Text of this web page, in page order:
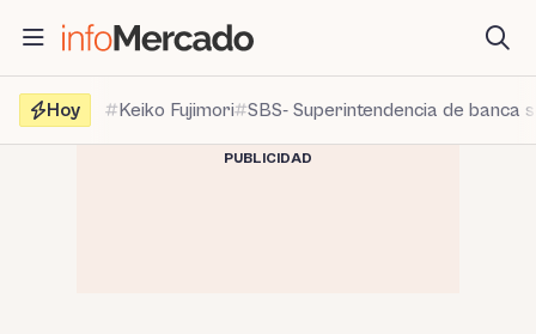
contenido
Hoy
Keiko Fujimori SBS- Superintendencia de banca
PUBLICIDAD